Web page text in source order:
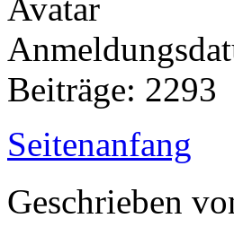
Beiträge: 2293
Seitenanfang
Geschrieben